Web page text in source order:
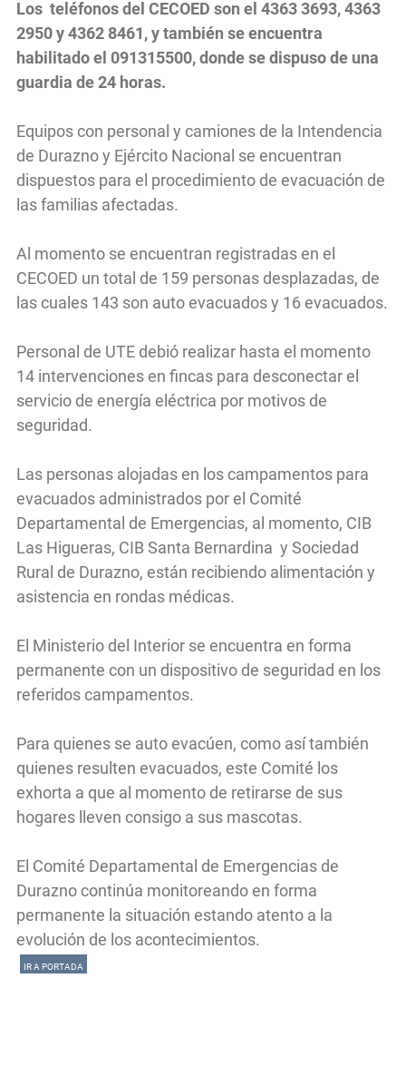
Los teléfonos del CECOED son el 4363 3693, 4363
2950 y 4362 8461, y también se encuentra
habilitado el 091315500, donde se dispuso de una
guardia de 24 horas.
Equipos con personal y camiones de la Intendencia
de Durazno y Ejército Nacional se encuentran
dispuestos para el procedimiento de evacuación de
las familias afectadas.
Al momento se encuentran registradas en el
CECOED un total de 159 personas desplazadas, de
las cuales 143 son auto evacuados y 16 evacuados.
Personal de UTE debió realizar hasta el momento
14 intervenciones en fincas para desconectar el
servicio de energía eléctrica por motivos de
seguridad.
Las personas alojadas en los campamentos para
evacuados administrados por el Comité
Departamental de Emergencias, al momento, CIB
Las Higueras, CIB Santa Bernardina y Sociedad
Rural de Durazno, están recibiendo alimentación y
asistencia en rondas médicas.
El Ministerio del Interior se encuentra en forma
permanente con un dispositivo de seguridad en los
referidos campamentos.
Para quienes se auto evacúen, como así también
quienes resulten evacuados, este Comité los
exhorta a que al momento de retirarse de sus
hogares lleven consigo a sus mascotas.
El Comité Departamental de Emergencias de
Durazno continúa monitoreando en forma
permanente la situación estando atento a la
evolución de los acontecimientos.
IR A PORTADA